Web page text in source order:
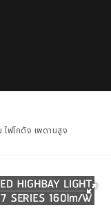
ไฟโกดัง เพดานสูง